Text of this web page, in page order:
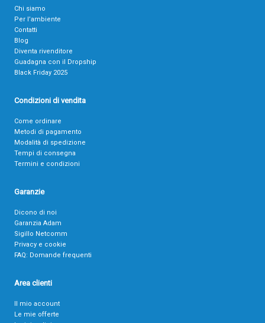
Chi siamo
Per l’ambiente
Contatti
Blog
Diventa rivenditore
Guadagna con il Dropship
Black Friday 2025
Condizioni di vendita
Come ordinare
Metodi di pagamento
Modalità di spedizione
Tempi di consegna
Termini e condizioni
Garanzie
Dicono di noi
Garanzia Adam
Sigillo Netcomm
Privacy e cookie
FAQ: Domande frequenti
Area clienti
Il mio account
Le mie offerte